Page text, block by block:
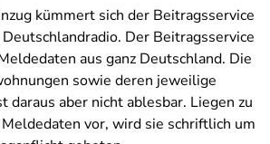
kümmert sich der Beitragsservice
Der Beitragsservice
aus ganz Deutschland. Die
sowie deren jeweilige
daraus aber nicht ablesbar. Liegen zu
vor, wird sie schriftlich um